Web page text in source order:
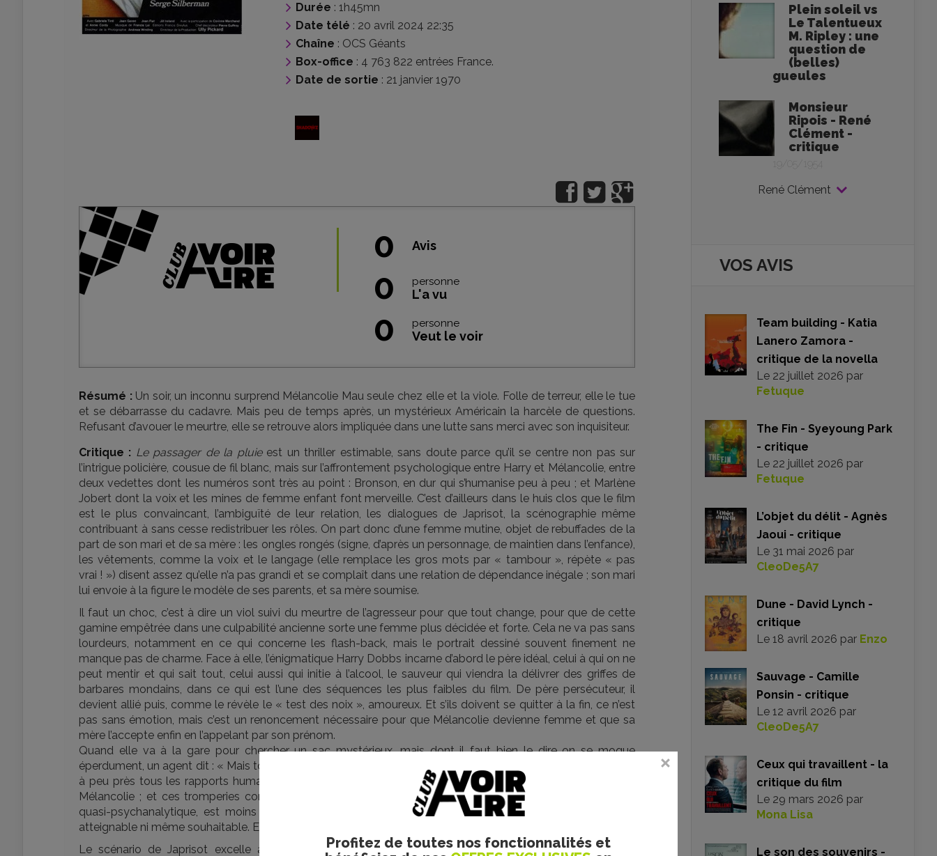
Profitez de toutes nos fonctionnalités et
Durée : 1h45mn
Date télé : 20 avril 2024 22:35
Chaîne : OCS Géants
Box-office : 4 763 822 entrées France.
Date de sortie : 21 janvier 1970
0 Avis
0 personne
L'a vu
0 personne
Veut le voir
Résumé : Un soir, un inconnu surprend Mélancolie Mau seule chez elle et la viole. Folle de terreur, elle le tue
et se débarrasse du cadavre. Mais peu de temps après, un mystérieux Américain la harcèle de questions.
Refusant d’avouer le meurtre, elle se retrouve alors impliquée dans une lutte sans merci avec son inquisiteur.
Critique : Le passager de la pluieest un thriller estimable, sans doute parce qu’il se centre non pas sur
l’intrigue policière, cousue de fil blanc, mais sur l’affrontement psychologique entre Harry et Mélancolie, entre
deux vedettes dont les numéros sont très au point : Bronson, en dur qui s’humanise peu à peu ; et Marlène
Jobert dont la voix et les mines de femme enfant font merveille. C’est d’ailleurs dans le huis clos que le film
est le plus convaincant, l’ambiguïté de leur relation, les dialogues de Japrisot, la scénographie même
contribuant à sans cesse redistribuer les rôles. On part donc d’une femme mutine, objet de rebuffades de la
part de son mari et de sa mère : les ongles rongés (signe, d’après un personnage, de maintien dans l’enfance),
les vêtements, comme la voix et le langage (elle remplace les gros mots par « tambour », répète « pas
vrai ! ») disent assez qu’elle n’a pas grandi et se complaît dans une relation de dépendance inégale ; son mari
lui envoie à la figure le modèle de ses parents, et sa mère soumise.
Il faut un choc, c’est à dire un viol suivi du meurtre de l’agresseur pour que tout change, pour que de cette
gamine empêtrée dans une culpabilité ancienne sorte une femme plus décidée et forte. Cela ne va pas sans
lourdeurs, notamment en ce qui concerne les flash-back, mais le portrait dessiné souvent finement ne
manque pas de charme. Face à elle, l’énigmatique Harry Dobbs incarne d’abord le père idéal, celui à qui on ne
peut mentir et qui sait tout, celui aussi qui initie à l’alcool, le sauveur qui viendra la délivrer des griffes de
barbares mondains, dans ce qui est l’une des séquences les plus faibles du film. De père persécuteur, il
devient allié puis, comme le révèle le « test des noix », amoureux. Et s’ils doivent se quitter à la fin, ce n’est
pas sans émotion, mais c’est un renoncement nécessaire pour que Mélancolie devienne femme et que sa
mère l’accepte enfin en l’appelant par son prénom.
Quand elle va à la gare pour chercher un sac mystérieux, mais dont il faut bien le dire on se moque
éperdument, un agent dit : « Mais tout le monde est un menteur ». Cette phrase, captée incidemment, fonde
à peu près tous les rapports humains du film : Mélancolie ment à Harry ; Harry, Tony et Nicole mentent à
Mélancolie ; et ces tromperies constituent le socle des relations. L’explication qui en est donnée, d’ordre
quasi-psychanalytique, est moins satisfaisante que l’idée assez sombre selon laquelle la vérité n’est ni
atteignable ni même souhaitable. En ce sens aussi le film s’affadit vers la fin, quand l’ambiguïté se délite.
Le scénario de Japrisot excelle à fournir de menus détails, des reprises, des échos, qui charpentent
Plein soleil vs
Le Talentueux
M. Ripley : une
question de
(belles)
gueules
Monsieur
Ripois - René
Clément -
critique
19/05/1954
René Clément
VOS AVIS
Team building - Katia
Lanero Zamora -
critique de la novella
Le 22 juillet 2026 par
Fetuque
The Fin - Syeyoung Park
- critique
Le 22 juillet 2026 par
Fetuque
L’objet du délit - Agnès
Jaoui - critique
Le 31 mai 2026 par
CleoDe5A7
Dune - David Lynch -
critique
Le 18 avril 2026 par Enzo
Sauvage - Camille
Ponsin - critique
Le 12 avril 2026 par
CleoDe5A7
Ceux qui travaillent - la
critique du film
Le 29 mars 2026 par
Mona Lisa
Le son des souvenirs -